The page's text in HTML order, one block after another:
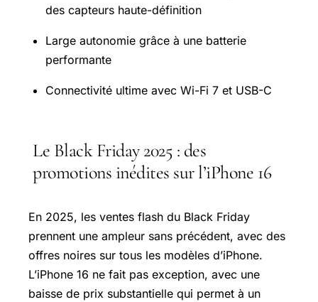
des capteurs haute-définition
Large autonomie grâce à une batterie
performante
Connectivité ultime avec Wi-Fi 7 et USB-C
Le Black Friday 2025 : des
promotions inédites sur l’iPhone 16
En 2025, les ventes flash du Black Friday
prennent une ampleur sans précédent, avec des
offres noires sur tous les modèles d’iPhone.
L’iPhone 16 ne fait pas exception, avec une
baisse de prix substantielle qui permet à un